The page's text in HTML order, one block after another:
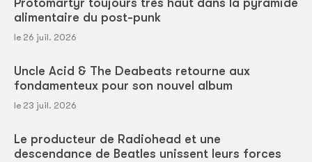
alimentaire du post-punk
le 26 juil. 2026
Uncle Acid & The Deabeats retourne aux
fondamenteux pour son nouvel album
le 23 juil. 2026
Le producteur de Radiohead et une
descendance de Beatles unissent leurs forces